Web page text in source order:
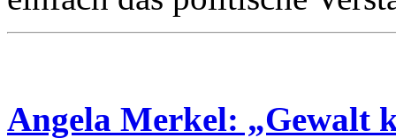
Angela Merkel: „Gewalt